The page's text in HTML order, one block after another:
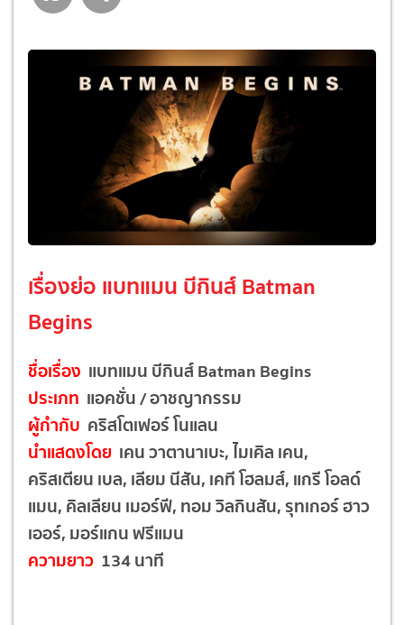
เรื่องย่อ แบทแมน บีกินส์ Batman
Begins
ชื่อเรื่อง แบทแมน บีกินส์ Batman Begins
ประเภท แอคชั่น / อาชญากรรม
ผู้กำกับ คริสโตเฟอร์ โนแลน
นำแสดงโดย เคน วาตานาเบะ, ไมเคิล เคน,
คริสเตียน เบล, เลียม นีสัน, เคที โฮลมส์, แกรี โอลด์
แมน, คิลเลียน เมอร์ฟี, ทอม วิลกินสัน, รุทเกอร์ ฮาว
เออร์, มอร์แกน ฟรีแมน
ความยาว 134 นาที